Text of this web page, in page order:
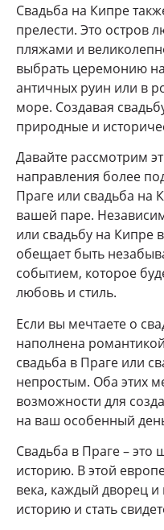
Свадьба на Кипре
прелести. Это остров
пляжами и
выбрать церемонию
античных руин или в
море. Создавая
природные и
Давайте рассмотрим
направления более
Праге или свадьба на
вашей паре.
или свадьбу на Кипре
обещает быть
событием, которое
любовь и стиль.
Если вы мечтаете о
наполнена
свадьба в Праге или
непростым. Оба этих
возможности для
на ваш особенный
Свадьба в Праге – это
историю. В этой
века, каждый дворец и
историю и стать